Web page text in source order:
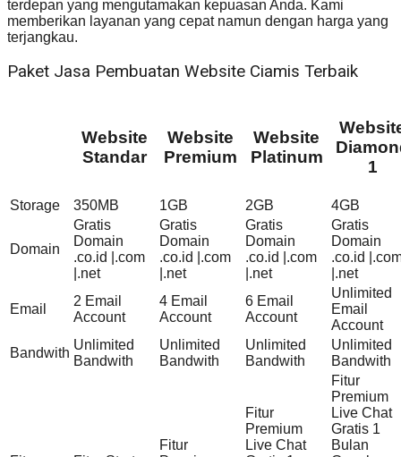
terdepan yang mengutamakan kepuasan Anda. Kami
memberikan layanan yang cepat namun dengan harga yang
terjangkau.
Paket Jasa Pembuatan Website Ciamis Terbaik
Website
Standar
Website
Premium
Website
Platinum
1
Storage 350MB 1GB 2GB 4GB
Domain
Gratis
Domain
.co.id |.com
|.net
Gratis
Domain
.co.id |.com
|.net
Gratis
Domain
.co.id |.com
|.net
Gratis
Domain
.co.id
|.net
Email
2 Email
Account
4 Email
Account
6 Email
Account
Unlimited
Email
Account
Bandwith
Unlimited
Bandwith
Unlimited
Bandwith
Unlimited
Bandwith
Unlimited
Bandwith
Fitur
Fitur
Premium
Live Chat
Fitur
Premium
Live Chat
Gratis 1
Bulan